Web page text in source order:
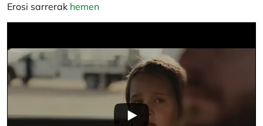
Erosi sarrerak hemen